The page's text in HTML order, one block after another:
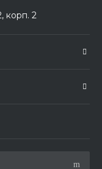
корп. 2